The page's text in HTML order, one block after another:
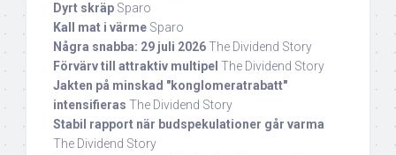
Dyrt skräp Sparo
Kall mat i värme Sparo
Några snabba: 29 juli 2026The Dividend Story
Förvärv till attraktiv multipel The Dividend Story
Jakten på minskad "konglomeratrabatt"
intensifieras The Dividend Story
Stabil rapport när budspekulationer går varma
The Dividend Story